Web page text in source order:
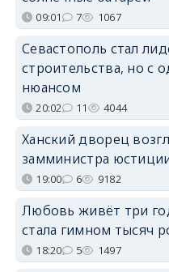
09:01 7 1067
Севастополь стал
строительства, но с
нюансом
20:02 11 4044
Ханский дворец
замминистра
19:00 6 9182
Любовь живёт три
стала гимном тысяч
18:20 5 1497